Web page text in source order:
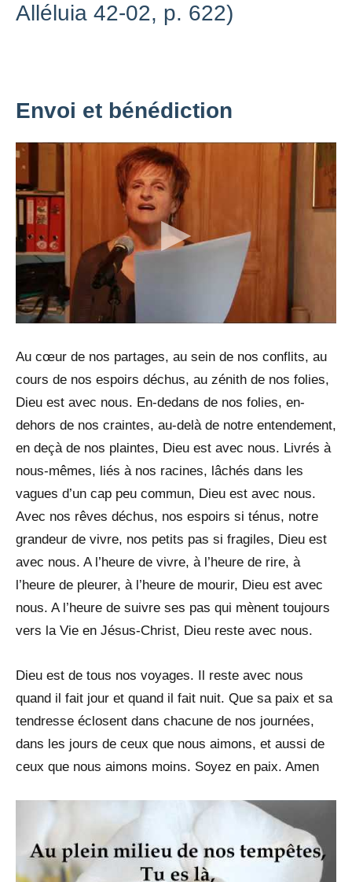
Alléluia 42-02, p. 622)
Envoi et bénédiction
Au cœur de nos partages, au sein de nos conflits, au
cours de nos espoirs déchus, au zénith de nos folies,
Dieu est avec nous. En-dedans de nos folies, en-
dehors de nos craintes, au-delà de notre entendement,
en deçà de nos plaintes, Dieu est avec nous. Livrés à
nous-mêmes, liés à nos racines, lâchés dans les
vagues d’un cap peu commun, Dieu est avec nous.
Avec nos rêves déchus, nos espoirs si ténus, notre
grandeur de vivre, nos petits pas si fragiles, Dieu est
avec nous. A l’heure de vivre, à l’heure de rire, à
l’heure de pleurer, à l’heure de mourir, Dieu est avec
nous. A l’heure de suivre ses pas qui mènent toujours
vers la Vie en Jésus-Christ, Dieu reste avec nous.
Dieu est de tous nos voyages. Il reste avec nous
quand il fait jour et quand il fait nuit. Que sa paix et sa
tendresse éclosent dans chacune de nos journées,
dans les jours de ceux que nous aimons, et aussi de
ceux que nous aimons moins. Soyez en paix. Amen